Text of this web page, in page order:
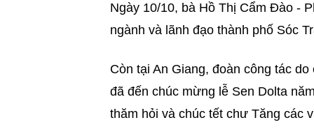
Ngày 10/10, bà Hồ Thị Cẩm Đào -
ngành và lãnh đạo thành phố Sóc
Còn tại An Giang, đoàn công tác
đã đến chúc mừng lễ Sen Dolta
thăm hỏi và chúc tết chư Tăng các